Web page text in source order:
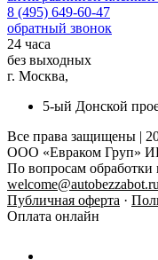
8 (495) 649-60-47
обратный звонок
24 часа
без выходных
г. Москва,
5-ый Донской
Все права защищены |
ООО «Евраком Груп»
По вопросам
welcome@autobezzabot.ru
Публичная оферта ·
Оплата онлайн